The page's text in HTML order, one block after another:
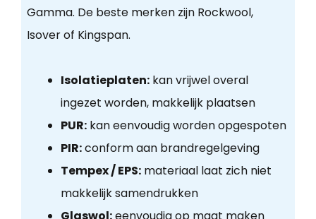
Gamma. De beste merken zijn Rockwool,
Isover of Kingspan.
Isolatieplaten:kan vrijwel overal
ingezet worden, makkelijk plaatsen
PUR:kan eenvoudig worden opgespoten
PIR:conform aan brandregelgeving
Tempex / EPS:materiaal laat zich niet
makkelijk samendrukken